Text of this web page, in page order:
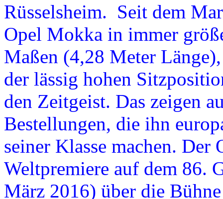
Rüsselsheim. Seit dem
Opel Mokka in immer
Maßen (4,28 Meter
der lässig hohen
den Zeitgeist. Das zeigen
Bestellungen, die ihn
seiner Klasse machen. Der
Weltpremiere auf dem 86.
März 2016) über die